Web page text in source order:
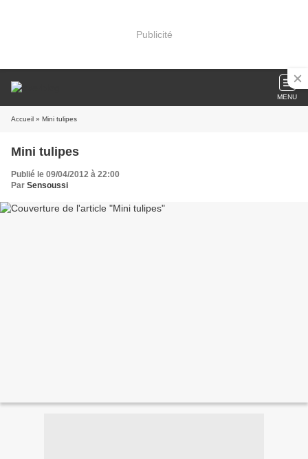
Publicité
MENU
Accueil » Mini tulipes
Mini tulipes
Publié le 09/04/2012 à 22:00
Par Sensoussi